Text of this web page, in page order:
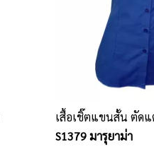
เสื้อเชิ๊ตแขนสั้น ตัด
S1379 มารุยาม่า